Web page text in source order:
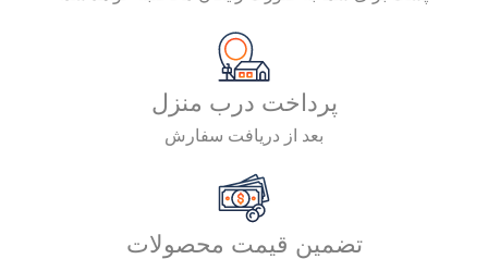
پرداخت درب منزل
بعد از دریافت سفارش
تضمین قیمت محصولات